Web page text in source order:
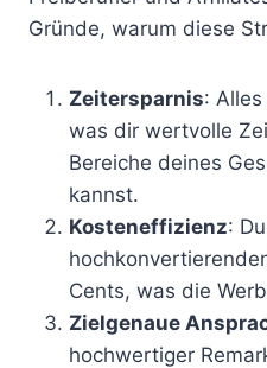
Gründe, warum diese
Zeitersparnis:
was dir wertvolle
Bereiche deines
kannst.
Kosteneffizienz:
Cents, was die
Zielgenaue
hochwertiger